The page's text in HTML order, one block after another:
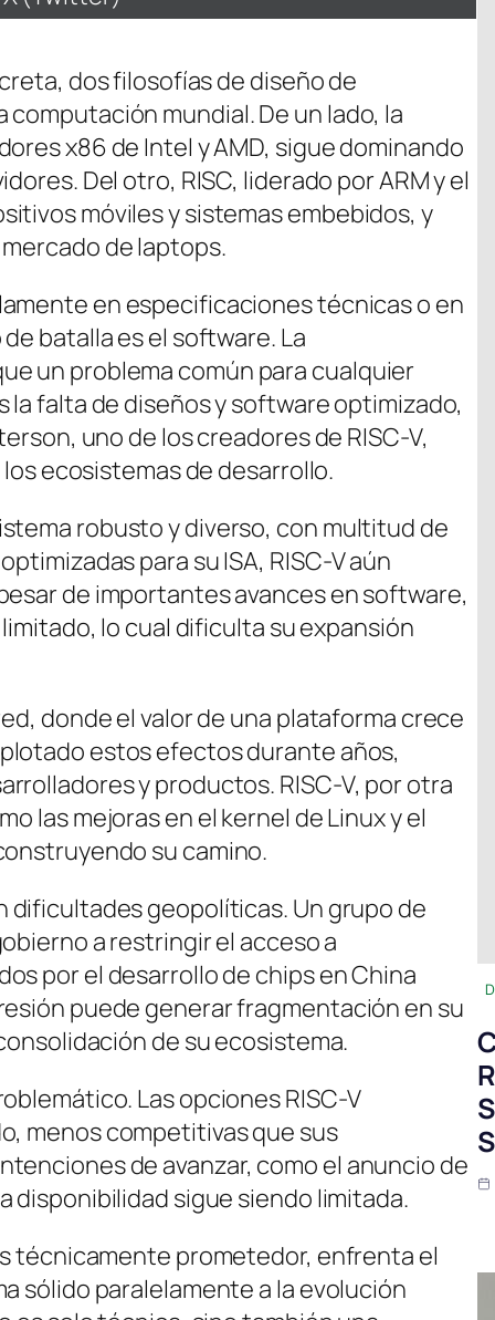
en
dos filosofías de diseño de
mundial. De un lado, la
x86 de Intel y AMD, sigue dominando
Del otro, RISC, liderado por ARM y el
móviles y sistemas embebidos, y
de laptops.
en especificaciones técnicas o en
batalla es el software. La
un problema común para cualquier
falta de diseños y software optimizado,
uno de los creadores de RISC-V,
ecosistemas de desarrollo.
robusto y diverso, con multitud de
para su ISA, RISC-V aún
de importantes avances en software,
lo cual dificulta su expansión
donde el valor de una plataforma crece
estos efectos durante años,
y productos. RISC-V, por otra
las mejoras en el kernel de Linux y el
su camino.
dificultades geopolíticas. Un grupo de
a restringir el acceso a
por el desarrollo de chips en China
puede generar fragmentación en su
de su ecosistema.
Las opciones RISC-V
menos competitivas que sus
de avanzar, como el anuncio de
disponibilidad sigue siendo limitada.
técnicamente prometedor, enfrenta el
sólido paralelamente a la evolución